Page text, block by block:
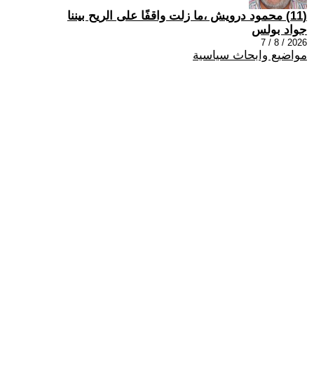
(11) محمود درويش ،ما زلت واقفًا على الريح بيننا
جواد بولس
2026 / 8 / 7
مواضيع وابحاث سياسية